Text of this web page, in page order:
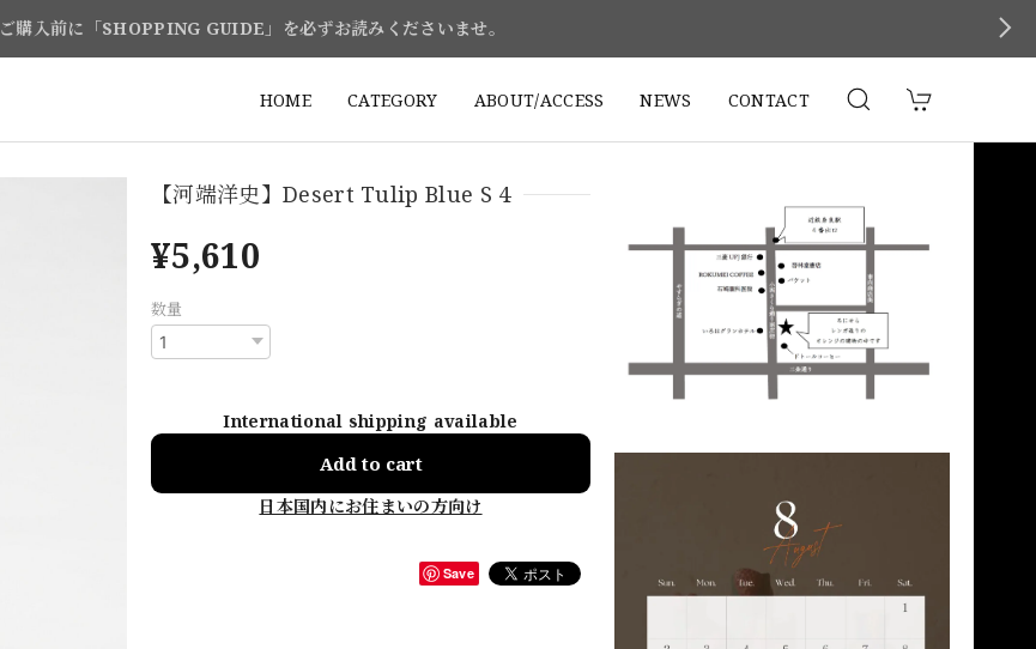
ご購入前に「SHOPPING GUIDE」を必ずお読みくださいませ。
HOME CATEGORY ABOUT/ACCESS NEWS CONTACT
【河端洋史】Desert Tulip Blue S 4
¥5,610
数量
International shipping available
Add to cart
日本国内にお住まいの方向け
Save